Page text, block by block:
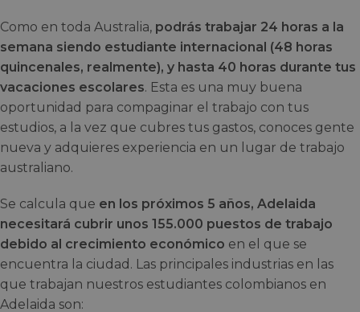
Como en toda Australia, podrás trabajar 24 horas a la
semana siendo estudiante internacional (48 horas
quincenales, realmente), y hasta 40 horas durante tus
vacaciones escolares. Esta es una muy buena
oportunidad para compaginar el trabajo con tus
estudios, a la vez que cubres tus gastos, conoces gente
nueva y adquieres experiencia en un lugar de trabajo
australiano.
Se calcula que en los próximos 5 años, Adelaida
necesitará cubrir unos 155.000 puestos de trabajo
debido al crecimiento económico en el que se
encuentra la ciudad. Las principales industrias en las
que trabajan nuestros estudiantes colombianos en
Adelaida son: